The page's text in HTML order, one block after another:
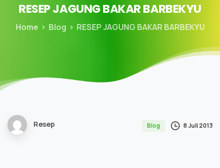
RESEPJAGUNGBAKARBARBEKYU
Home Blog RESEP JAGUNG BAKAR BARBEKYU
Resep Blog 8 Juli 2013